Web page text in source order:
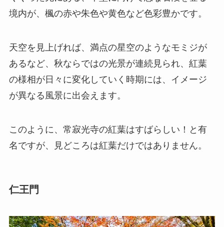
境内が、楓の赤や朱色や黄色など色彩豊かです。
天空を見上げれば、満点の星空のようなモミジが
あるなど、秋ならではの光景が連続見られ、紅葉
の様相が日々に変化していく時期には、イメージ
が異なる風景に出会えます。
このように、常寂光寺の紅葉はすばらしい！と有
名ですが、見どころは紅葉だけではありません。
仁王門